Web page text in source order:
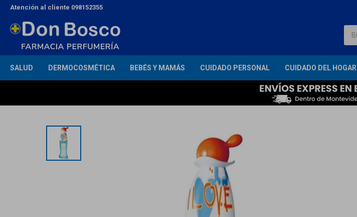
SALUD DERMOCOSMÉTICA BEBÉS Y MAMÁS CUIDADO PERSONAL CUIDADO DEL HOGAR
Atención al cliente 098152355